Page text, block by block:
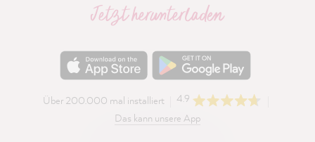
Jetzt herunterladen
Über 200.000 mal installiert
4.9
Das kann unsere App